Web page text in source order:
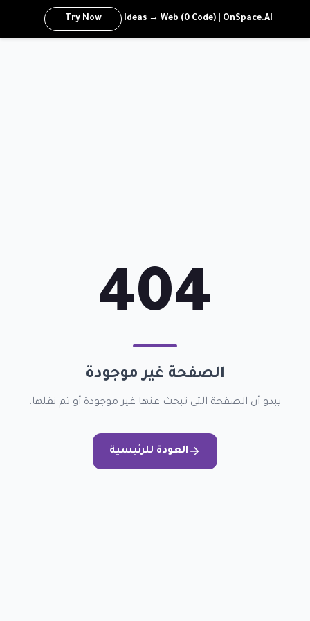
Ideas → Web (0 Code) | OnSpace.AI
Try Now
404
الصفحة غير موجودة
يبدو أن الصفحة التي تبحث عنها غير موجودة أو تم نقلها.
العودة للرئيسية